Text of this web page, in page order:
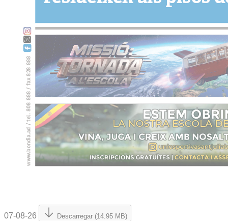
07-08-26 Descarregar (14.95 MB)